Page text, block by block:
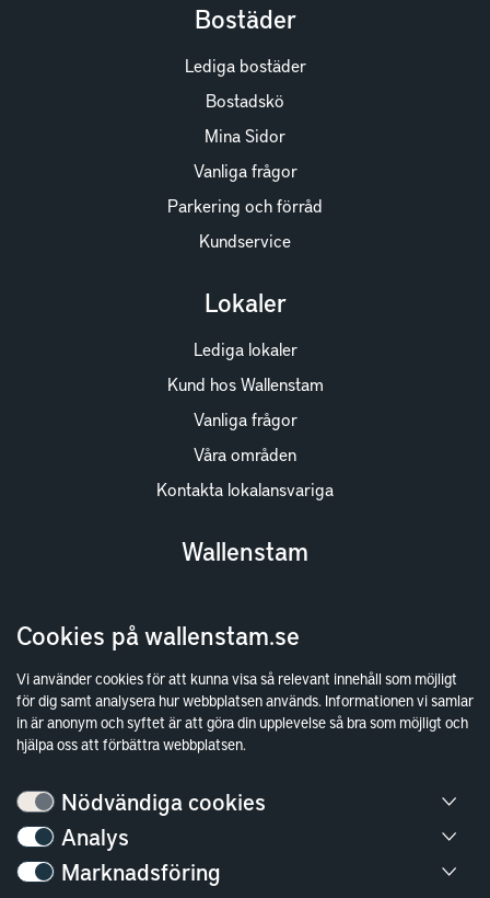
Cookies på wallenstam.se
Vi använder cookies för att kunna visa så relevant innehåll som möjligt
för dig samt analysera hur webbplatsen används. Informationen vi samlar
in är anonym och syftet är att göra din upplevelse så bra som möjligt och
hjälpa oss att förbättra webbplatsen.
Nödvändiga cookies
Analys
Marknadsföring
Bostäder
Lediga bostäder
Bostadskö
Mina Sidor
Vanliga frågor
Parkering och förråd
Kundservice
Lokaler
Lediga lokaler
Kund hos Wallenstam
Vanliga frågor
Våra områden
Kontakta lokalansvariga
Wallenstam
Finansiella rapporter
Sök fakturamottagare
Våra fastigheter
Hållbarhet
Kundservice